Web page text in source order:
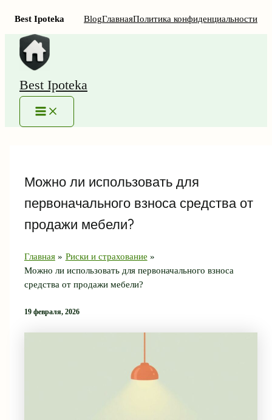
Best Ipoteka BlogГлавнаяПолитика конфиденциальности
Перейти
содержимому
Best Ipoteka
MAIN
MENU
Можно ли использовать для
первоначального взноса средства от
продажи мебели?
Главная
Риски и страхование
Можно ли использовать для первоначального взноса
средства от продажи мебели?
19 февраля, 2026